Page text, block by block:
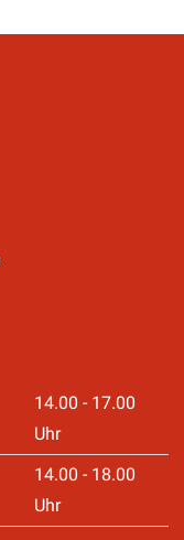
14.00 - 17.00
Uhr
14.00 - 18.00
Uhr